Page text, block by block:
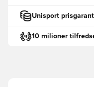
Unisport
10 milioner